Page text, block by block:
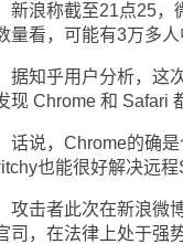
浪称截至21点25，微
量看，可能有3万多人
知乎用户分析，这次
现 Chrome 和 Safari
说，Chrome的确是
也能很好解决远
击者此次在新浪微博
司，在法律上处于强